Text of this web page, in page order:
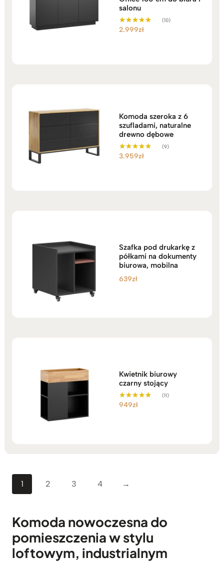
salonu
Oceniono
(10)
2.999zł
Komoda szeroka z 6
szufladami, naturalne
drewno dębowe
Oceniono
(9)
3.959zł
Szafka pod drukarkę z
półkami na dokumenty
biurowa, mobilna
639zł
Kwietnik biurowy
czarny stojący
Oceniono
(11)
949zł
1 2 3 4 →
Komoda nowoczesna do
pomieszczenia w stylu
loftowym, industrialnym